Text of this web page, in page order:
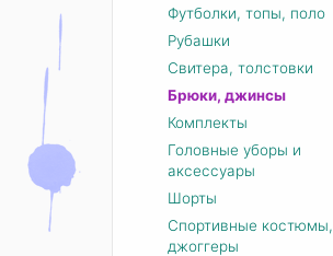
Футболки, топы, поло
Рубашки
Свитера, толстовки
Брюки, джинсы
Комплекты
Головные уборы и
аксессуары
Шорты
Спортивные костюмы,
джоггеры